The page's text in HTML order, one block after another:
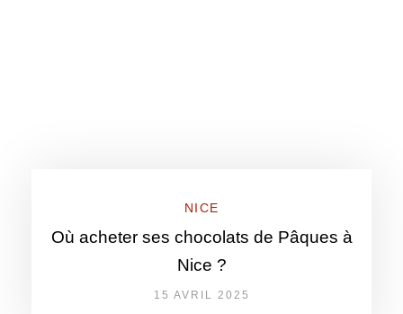
NICE
Où acheter ses chocolats de Pâques à
Nice ?
15 AVRIL 2025